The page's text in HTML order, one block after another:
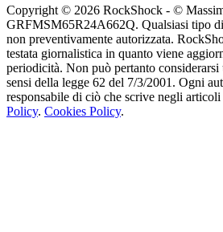
Copyright © 2026 RockShock - ©
GRFMSM65R24A662Q. Qualsiasi tipo
non preventivamente autorizzata.
testata giornalistica in quanto viene
periodicità. Non può pertanto
sensi della legge 62 del 7/3/2001. Ogni
responsabile di ciò che scrive negli
Policy. Cookies Policy.